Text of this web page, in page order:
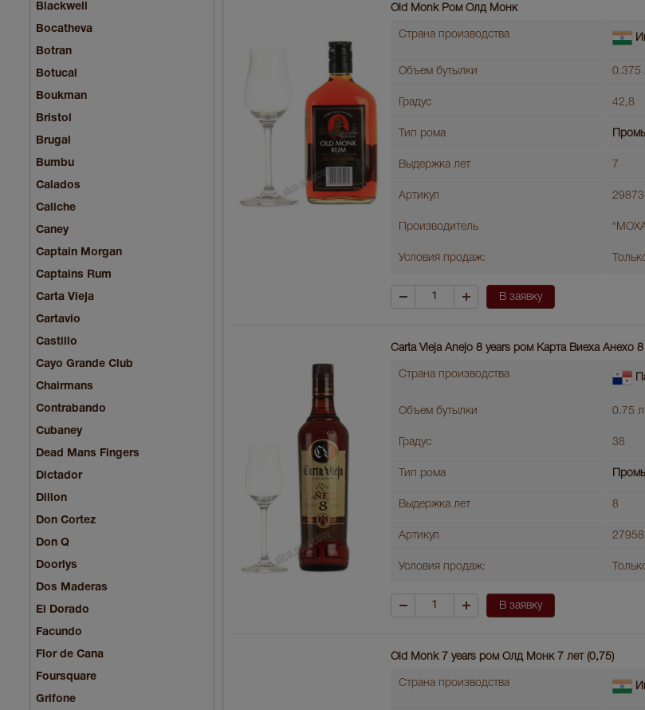
Blackwell
Bocatheva
Botran
Botucal
Boukman
Bristol
Brugal
Bumbu
Calados
Caliche
Caney
Captain Morgan
Captains Rum
Carta Vieja
Cartavio
Castillo
Cayo Grande Club
Chairmans
Contrabando
Cubaney
Dead Mans Fingers
Dictador
Dillon
Don Cortez
Don Q
Doorlys
Dos Maderas
El Dorado
Facundo
Flor de Cana
Foursquare
Grifone
Old Monk Ром Олд Монк
Страна производства
Объем бутылки 0.375
Градус 42,8
Тип рома
Выдержка лет 7
Артикул 29873
Производитель
Условия продаж:
В заявку
Carta Vieja Anejo 8 years ром Карта Виеха Анехо 8
Страна производства
Объем бутылки 0.75 л
Градус 38
Тип рома
Выдержка лет 8
Артикул 27958
Условия продаж:
В заявку
Old Monk 7 years ром Олд Монк 7 лет (0,75)
Страна производства